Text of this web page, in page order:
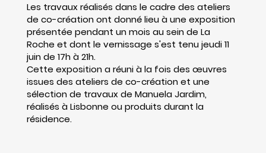
Les travaux réalisés dans le cadre des ateliers
de co-création ont donné lieu à une exposition
présentée pendant un mois au sein de La
Roche et dont le vernissage s'est tenu jeudi 11
juin de 17h à 21h.
Cette exposition a réuni à la fois des œuvres
issues des ateliers de co-création et une
sélection de travaux de Manuela Jardim,
réalisés à Lisbonne ou produits durant la
résidence.